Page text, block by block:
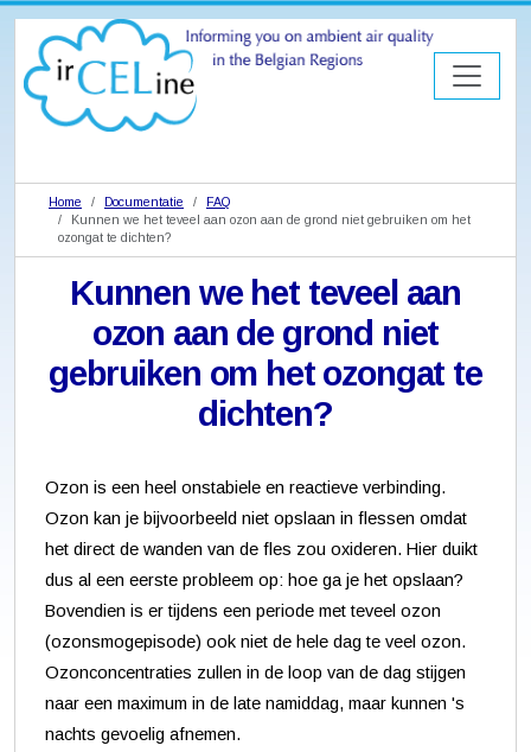
Home Documentatie
FAQ
Kunnen we het teveel aan ozon aan de grond niet gebruiken om het
ozongat te dichten?
Kunnen we het teveel aan
ozon aan de grond niet
gebruiken om het ozongat te
dichten?
Ozon is een heel onstabiele en reactieve verbinding.
Ozon kan je bijvoorbeeld niet opslaan in flessen omdat
het direct de wanden van de fles zou oxideren. Hier duikt
dus al een eerste probleem op: hoe ga je het opslaan?
Bovendien is er tijdens een periode met teveel ozon
(ozonsmogepisode) ook niet de hele dag te veel ozon.
Ozonconcentraties zullen in de loop van de dag stijgen
naar een maximum in de late namiddag, maar kunnen 's
nachts gevoelig afnemen.